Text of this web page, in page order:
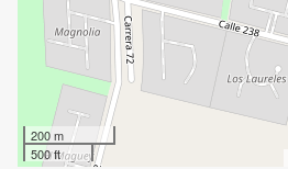
200 m
500 ft